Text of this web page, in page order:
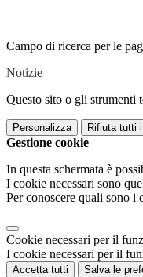
Campo di ricerca per le
Notizie
Questo sito o gli strumenti
Personalizza Rifiuta tutti
Gestione cookie
In questa schermata è
I cookie necessari sono
Per conoscere quali sono i
Cookie necessari per il
I cookie necessari per il
Accetta tutti Salva le